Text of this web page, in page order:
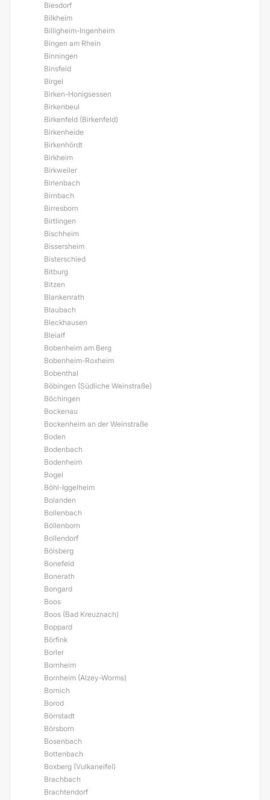
Biesdorf
Bilkheim
Billigheim-Ingenheim
Bingen am Rhein
Binningen
Binsfeld
Birgel
Birken-Honigsessen
Birkenbeul
Birkenfeld (Birkenfeld)
Birkenheide
Birkenhördt
Birkheim
Birkweiler
Birlenbach
Birnbach
Birresborn
Birtlingen
Bischheim
Bissersheim
Bisterschied
Bitburg
Bitzen
Blankenrath
Blaubach
Bleckhausen
Bleialf
Bobenheim am Berg
Bobenheim-Roxheim
Bobenthal
Böbingen (Südliche Weinstraße)
Böchingen
Bockenau
Bockenheim an der Weinstraße
Boden
Bodenbach
Bodenheim
Bogel
Böhl-Iggelheim
Bolanden
Bollenbach
Böllenborn
Bollendorf
Bölsberg
Bonefeld
Bonerath
Bongard
Boos
Boos (Bad Kreuznach)
Boppard
Börfink
Borler
Bornheim
Bornheim (Alzey-Worms)
Bornich
Borod
Börrstadt
Börsborn
Bosenbach
Bottenbach
Boxberg (Vulkaneifel)
Brachbach
Brachtendorf